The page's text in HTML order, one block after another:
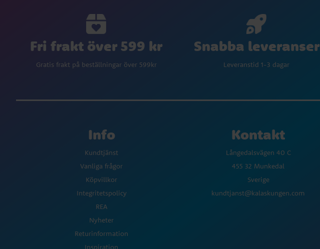
Fri frakt över 599 kr
Gratis frakt på beställningar över 599kr
Snabba leveranser
Leveranstid 1-3 dagar
Info
Kundtjänst
Vanliga frågor
Köpvillkor
Integritetspolicy
REA
Nyheter
Returinformation
Inspiration
Kontakt
Långedalsvägen 40 C
455 32 Munkedal
Sverige
kundtjanst@kalaskungen.com